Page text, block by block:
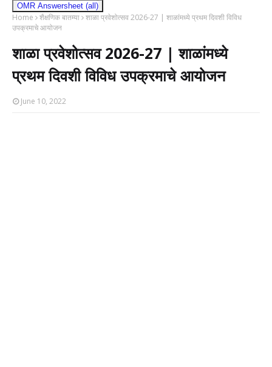
OMR Answersheet (all)
Home शैक्षणिक बातम्या शाळा प्रवेशोत्सव 2026-27 | शाळांमध्ये प्रथम दिवशी विविध
उपक्रमाचे आयोजन
शाळा प्रवेशोत्सव 2026-27 | शाळांमध्ये
प्रथम दिवशी विविध उपक्रमाचे आयोजन
June 10, 2022